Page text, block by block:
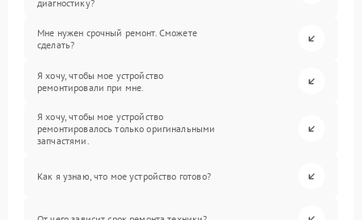
диагностику?
Мне нужен срочный ремонт. Сможете
сделать?
Я хочу, чтобы мое устройство
ремонтировали при мне.
Я хочу, чтобы мое устройство
ремонтировалось только оригинальными
запчастями.
Как я узнаю, что мое устройство готово?